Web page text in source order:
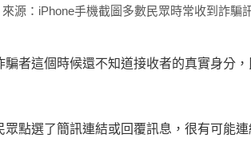
來源：iPhone手機截圖多數民眾時常收到詐騙
騙者這個時候還不知道接收者的真實身分
眾點選了簡訊連結或回覆訊息，很有可能